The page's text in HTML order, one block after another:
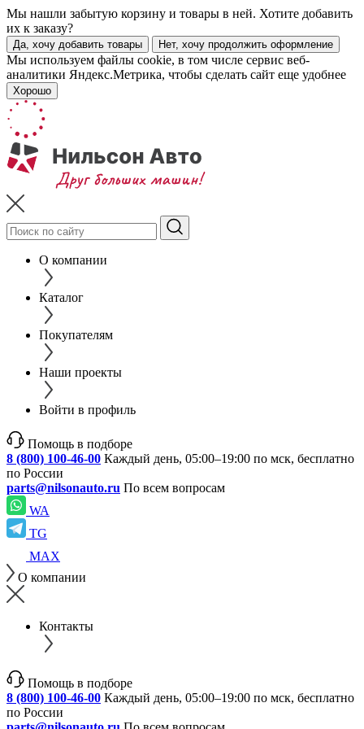
Мы нашли забытую корзину и товары в ней. Хотите добавить
их к заказу?
Да, хочу добавить товары Нет, хочу продолжить оформление
Мы используем файлы cookie, в том числе сервис веб-
аналитики Яндекс.Метрика, чтобы сделать сайт еще удобнее
Хорошо
О компании
Каталог
Покупателям
Наши проекты
Войти в профиль
Помощь в подборе
8 (800) 100-46-00 Каждый день, 05:00–19:00 по мск, бесплатно
по России
parts@nilsonauto.ru По всем вопросам
WA
TG
MAX
О компании
Контакты
Помощь в подборе
8 (800) 100-46-00 Каждый день, 05:00–19:00 по мск, бесплатно
по России